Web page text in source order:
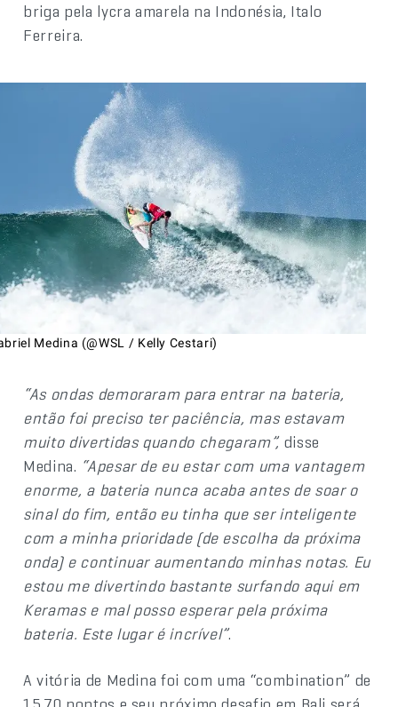
briga pela lycra amarela na Indonésia, Italo
Ferreira.
Medina (@WSL / Kelly Cestari)
“As ondas demoraram para entrar na bateria,
então foi preciso ter paciência, mas estavam
muito divertidas quando chegaram”, disse
Medina. “Apesar de eu estar com uma vantagem
enorme, a bateria nunca acaba antes de soar o
sinal do fim, então eu tinha que ser inteligente
com a minha prioridade (de escolha da próxima
onda) e continuar aumentando minhas notas. Eu
estou me divertindo bastante surfando aqui em
Keramas e mal posso esperar pela próxima
bateria. Este lugar é incrível”.
A vitória de Medina foi com uma “combination” de